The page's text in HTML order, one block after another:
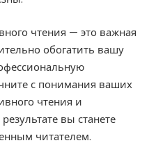
чтения — это важная
обогатить вашу
с понимания ваших
чтения и
вы станете
читателем.